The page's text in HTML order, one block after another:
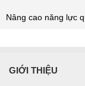
Nâng cao năng lực
GIỚI THIỆU